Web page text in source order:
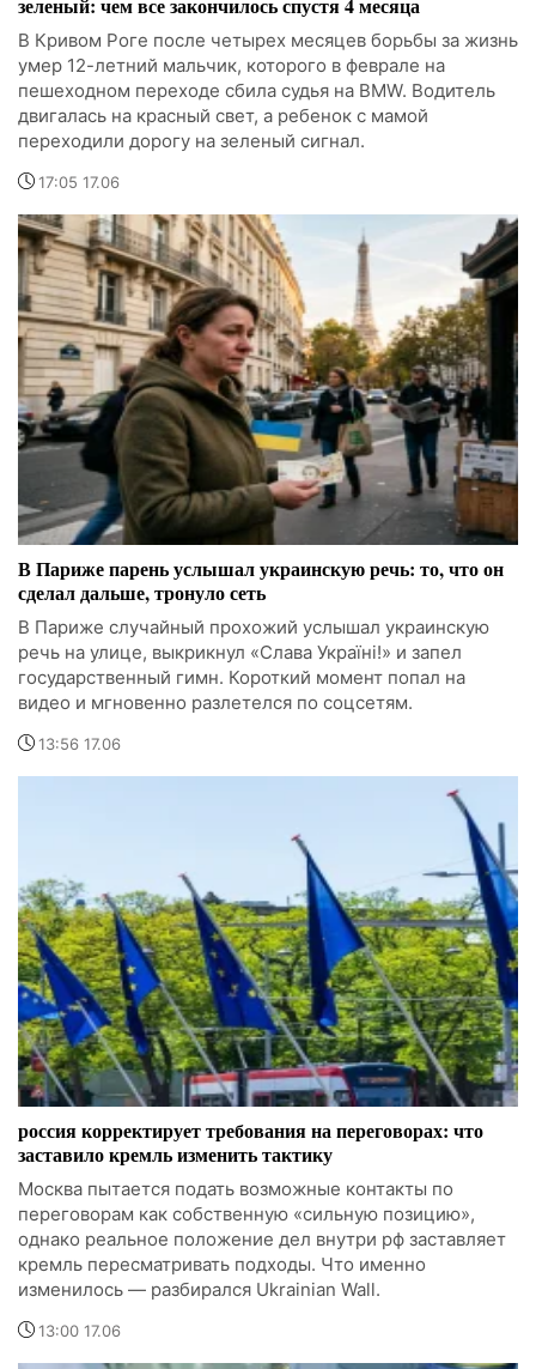
зеленый: чем все закончилось спустя 4 месяца
В Кривом Роге после четырех месяцев борьбы за жизнь
умер 12-летний мальчик, которого в феврале на
пешеходном переходе сбила судья на BMW. Водитель
двигалась на красный свет, а ребенок с мамой
переходили дорогу на зеленый сигнал.
17:05 17.06
В Париже парень услышал украинскую речь: то, что он
сделал дальше, тронуло сеть
В Париже случайный прохожий услышал украинскую
речь на улице, выкрикнул «Слава Україні!» и запел
государственный гимн. Короткий момент попал на
видео и мгновенно разлетелся по соцсетям.
13:56 17.06
россия корректирует требования на переговорах: что
заставило кремль изменить тактику
Москва пытается подать возможные контакты по
переговорам как собственную «сильную позицию»,
однако реальное положение дел внутри рф заставляет
кремль пересматривать подходы. Что именно
изменилось — разбирался Ukrainian Wall.
13:00 17.06